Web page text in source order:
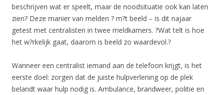
beschrijven wat er speelt, maar de noodsituatie ook kan laten
zien? Deze manier van melden ? m?t beeld – is dit najaar
getest met centralisten in twee meldkamers. ?Wat telt is hoe
het w?rkelijk gaat, daarom is beeld zo waardevol.?
Wanneer een centralist iemand aan de telefoon krijgt, is het
eerste doel: zorgen dat de juiste hulpverlening op de plek
belandt waar hulp nodig is. Ambulance, brandweer, politie en